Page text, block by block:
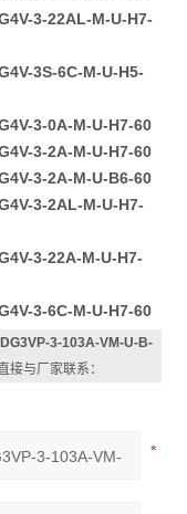
3-22AL-M-U-H7-
3S-6C-M-U-H5-
3-0A-M-U-H7-60
3-2A-M-U-H7-60
3-2A-M-U-B6-60
3-2AL-M-U-H7-
3-22A-M-U-H7-
3-6C-M-U-H7-60
3-103A-VM-U-B-
接与厂家联系：